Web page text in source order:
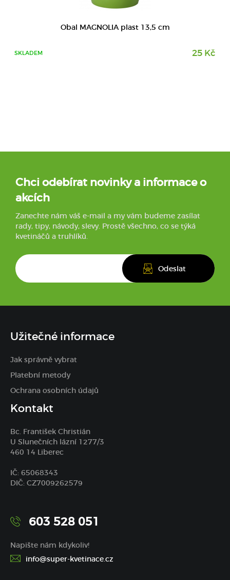
Obal MAGNOLIA plast 13,5 cm
SKLADEM 25 Kč
Chci odebírat novinky a informace o
akcích
Zanechte nám váš e-mail a my vám budeme zasílat
rady, tipy, návody, slevy. Prostě všechno, co se týká
kvetináčů a truhlíků.
Užitečné informace
Jak správně vybrat
Platební metody
Ochrana osobních údajů
Kontakt
Bc. František Christián
U Slunečních lázní 1277/3
460 14 Liberec
IČ: 65068343
DIČ: CZ7009262579
603 528 051
Napište nám kdykoliv!
info@super-kvetinace.cz